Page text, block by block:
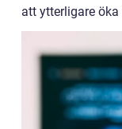
att ytterligare